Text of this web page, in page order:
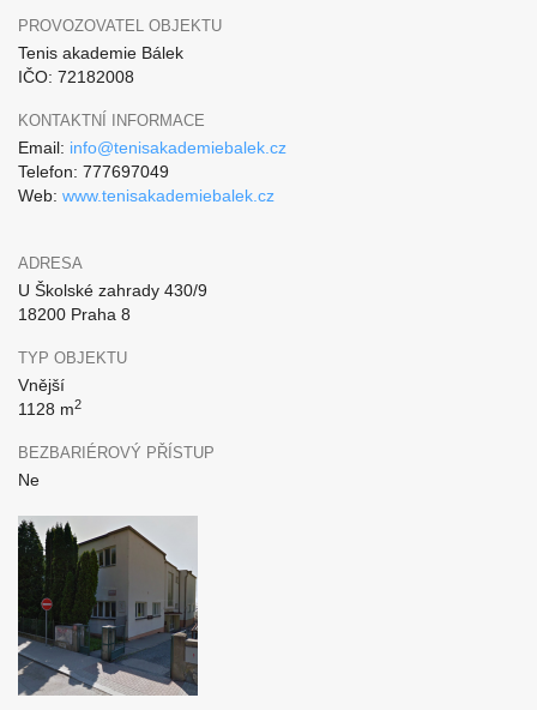
PROVOZOVATEL OBJEKTU
Tenis akademie Bálek
IČO: 72182008
KONTAKTNÍ INFORMACE
Email: info@tenisakademiebalek.cz
Telefon: 777697049
Web: www.tenisakademiebalek.cz
ADRESA
U Školské zahrady 430/9
18200 Praha 8
TYP OBJEKTU
Vnější
1128 m2
BEZBARIÉROVÝ PŘÍSTUP
Ne